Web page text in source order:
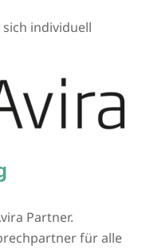
sich individuell
Partner.
für alle